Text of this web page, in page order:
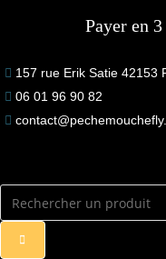
Payer en
157 rue Erik Satie 42153
06 01 96 90 82